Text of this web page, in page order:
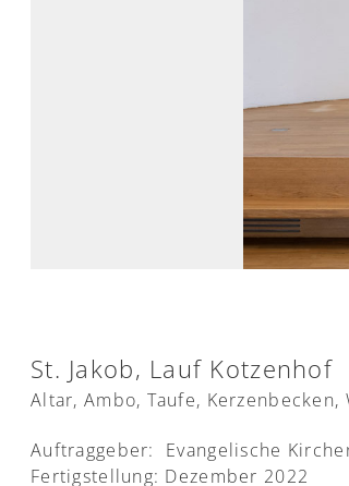
St. Jakob, Lauf Kotzenhof
Altar, Ambo, Taufe, Kerzenbecken,
Auftraggeber: Evangelische
Fertigstellung: Dezember 2022